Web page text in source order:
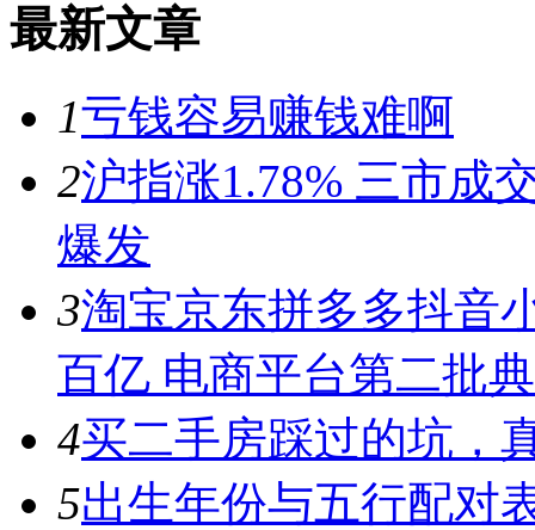
最新文章
1亏钱容易赚钱难啊
2沪指涨1.78% 三市成
爆发
3淘宝京东拼多多抖音
百亿 电商平台第二批
4买二手房踩过的坑，
5出生年份与五行配对